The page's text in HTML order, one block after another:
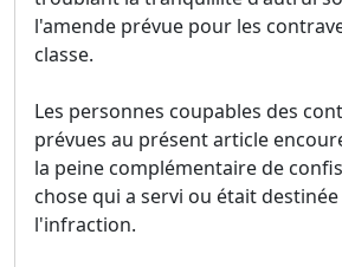
l'amende prévue pour les
classe.
Les personnes coupables des
prévues au présent article
la peine complémentaire de
chose qui a servi ou était
l'infraction.